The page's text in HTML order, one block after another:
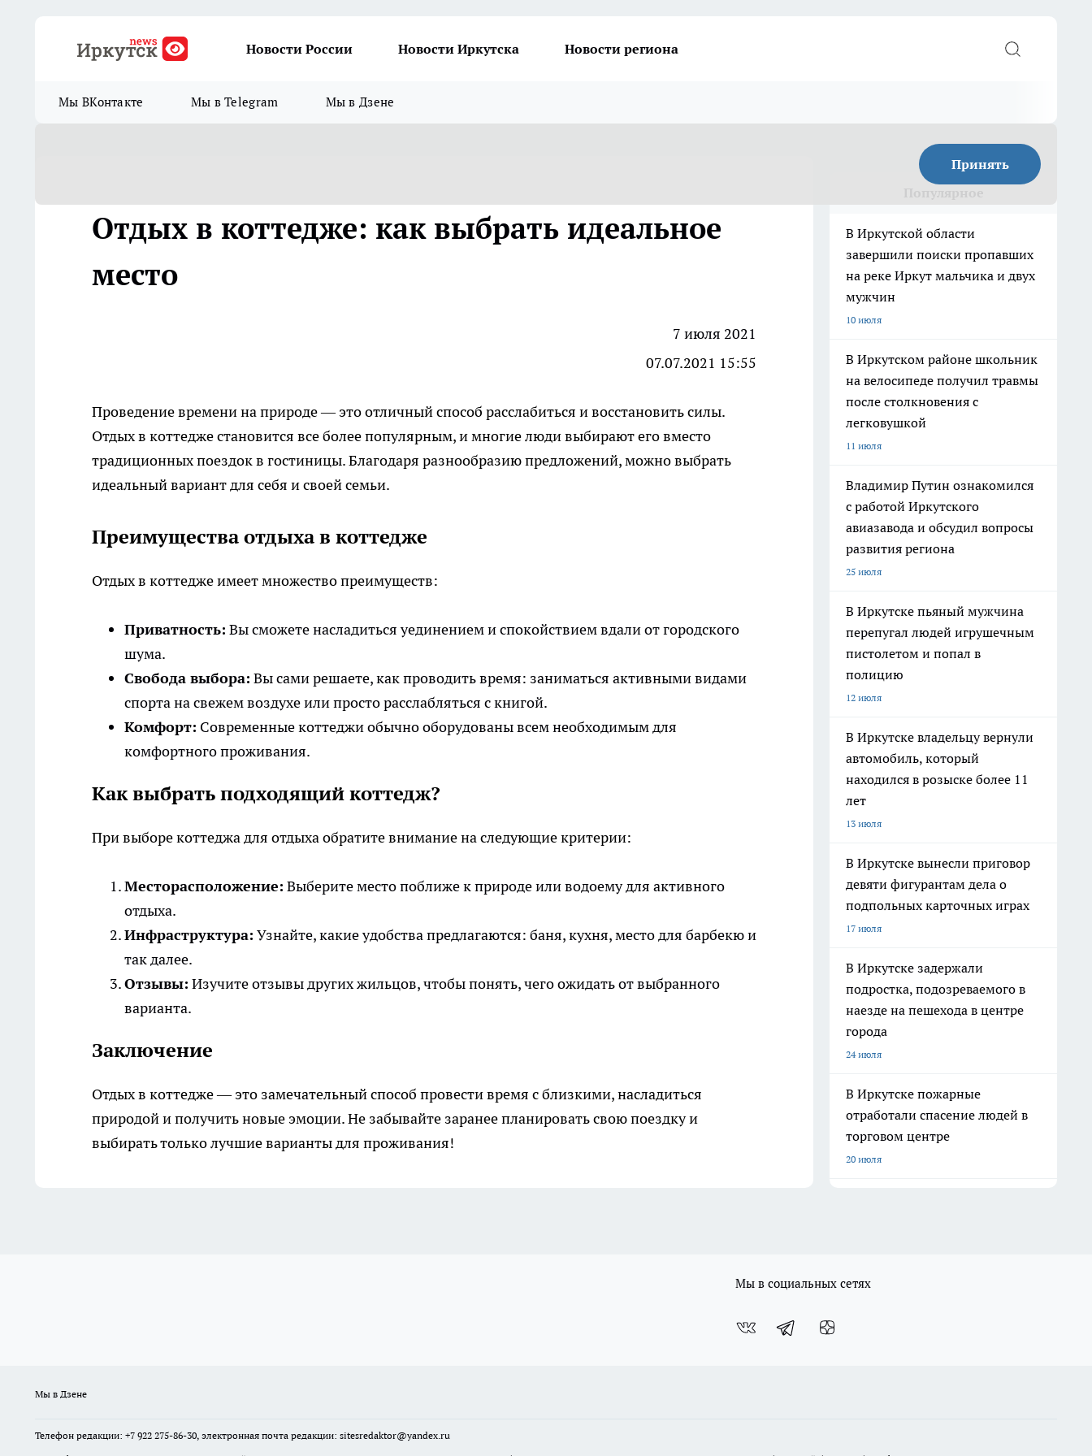
Новости России Новости Иркутска Новости региона
Мы ВКонтакте Мы в Telegram Мы в Дзене
Принять
Отдых в коттедже: как выбрать идеальное
место
7 июля 2021
07.07.2021 15:55
Проведение времени на природе — это отличный способ расслабиться и восстановить силы.
Отдых в коттедже становится все более популярным, и многие люди выбирают его вместо
традиционных поездок в гостиницы. Благодаря разнообразию предложений, можно выбрать
идеальный вариант для себя и своей семьи.
Преимущества отдыха в коттедже
Отдых в коттедже имеет множество преимуществ:
Приватность: Вы сможете насладиться уединением и спокойствием вдали от городского
шума.
Свобода выбора: Вы сами решаете, как проводить время: заниматься активными видами
спорта на свежем воздухе или просто расслабляться с книгой.
Комфорт: Современные коттеджи обычно оборудованы всем необходимым для
комфортного проживания.
Как выбрать подходящий коттедж?
При выборе коттеджа для отдыха обратите внимание на следующие критерии:
Месторасположение: Выберите место поближе к природе или водоему для активного
отдыха.
Инфраструктура: Узнайте, какие удобства предлагаются: баня, кухня, место для барбекю и
так далее.
Отзывы: Изучите отзывы других жильцов, чтобы понять, чего ожидать от выбранного
варианта.
Заключение
Отдых в коттедже— это замечательный способ провести время с близкими, насладиться
природой и получить новые эмоции. Не забывайте заранее планировать свою поездку и
выбирать только лучшие варианты для проживания!
В Иркутской области
завершили поиски пропавших
на реке Иркут мальчика и двух
мужчин
10 июля
В Иркутском районе школьник
на велосипеде получил травмы
после столкновения с
легковушкой
11 июля
Владимир Путин ознакомился
с работой Иркутского
авиазавода и обсудил вопросы
развития региона
25 июля
В Иркутске пьяный мужчина
перепугал людей игрушечным
пистолетом и попал в
полицию
12 июля
В Иркутске владельцу вернули
автомобиль, который
находился в розыске более 11
лет
13 июля
В Иркутске вынесли приговор
девяти фигурантам дела о
подпольных карточных играх
17 июля
В Иркутске задержали
подростка, подозреваемого в
наезде на пешехода в центре
города
24 июля
В Иркутске пожарные
отработали спасение людей в
торговом центре
20 июля
Мы в социальных сетях
Мы в Дзене
Телефон редакции: +7 922 275-86-30, электронная почта редакции: sitesredaktor@yandex.ru